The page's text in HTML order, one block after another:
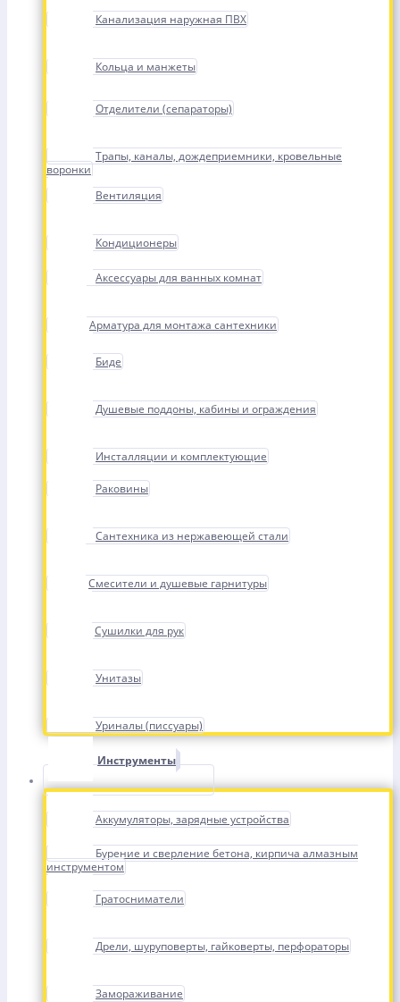
Канализация наружная ПВХ
Кольца и манжеты
Отделители (сепараторы)
Трапы, каналы, дождеприемники, кровельные
воронки
Вентиляция
Кондиционеры
Аксессуары для ванных комнат
Арматура для монтажа сантехники
Биде
Душевые поддоны, кабины и ограждения
Инсталляции и комплектующие
Раковины
Сантехника из нержавеющей стали
Смесители и душевые гарнитуры
Сушилки для рук
Унитазы
Уриналы (писсуары)
Инструменты
Аккумуляторы, зарядные устройства
Бурение и сверление бетона, кирпича алмазным
инструментом
Гратосниматели
Дрели, шуруповерты, гайковерты, перфораторы
Замораживание